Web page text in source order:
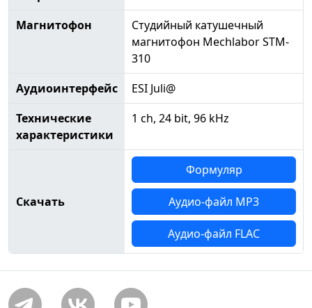
Магнитофон
Студийный катушечный
магнитофон Mechlabor STM-
310
Аудиоинтерфейс
ESI Juli@
Технические
характеристики
1 ch, 24 bit, 96 kHz
Скачать
Формуляр
Аудио-файл MP3
Аудио-файл FLAC